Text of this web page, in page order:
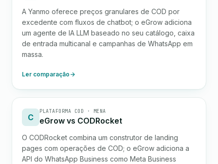
A Yanmo oferece preços granulares de COD por
excedente com fluxos de chatbot; o eGrow adiciona
um agente de IA LLM baseado no seu catálogo, caixa
de entrada multicanal e campanhas de WhatsApp em
massa.
Ler comparação
C
PLATAFORMA COD · MENA
eGrow vs CODRocket
O CODRocket combina um construtor de landing
pages com operações de COD; o eGrow adiciona a
API do WhatsApp Business como Meta Business